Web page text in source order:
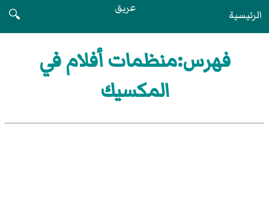
الرئيسية عريق
🔍
فهرس:منظمات أفلام في
المكسيك